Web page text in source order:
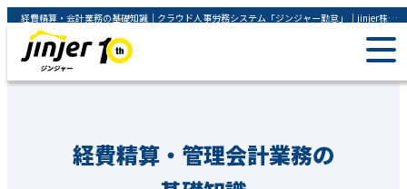
経費精算・会計業務の基礎知識｜クラウド人事労務システム「ジンジャー勤怠」｜jinjer株式会社
経費精算・管理会計業務の